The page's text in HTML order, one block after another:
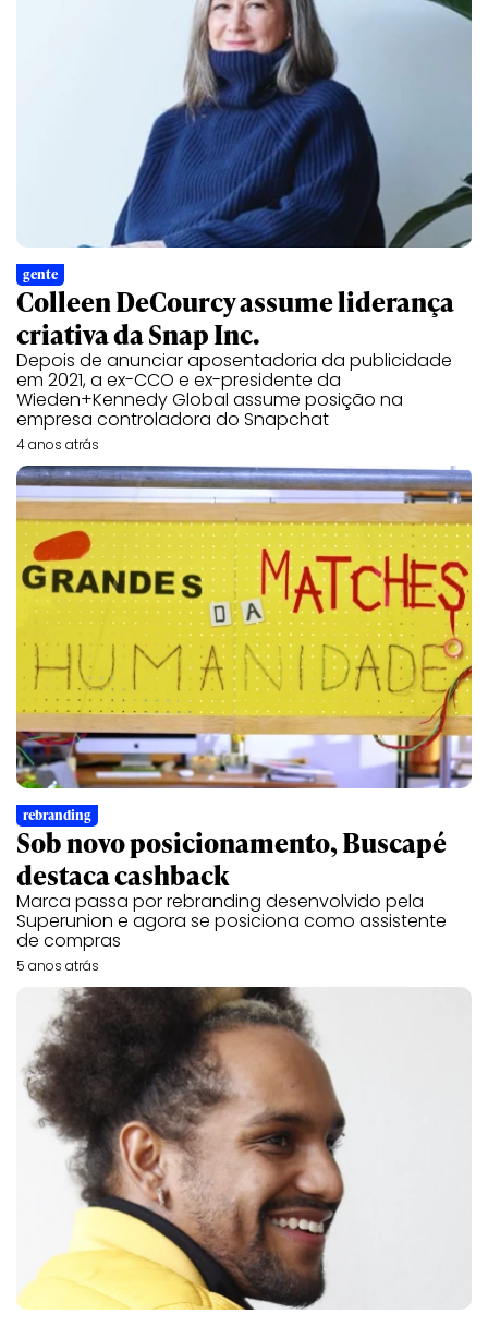
gente
Colleen DeCourcy assume liderança
criativa da Snap Inc.
Depois de anunciar aposentadoria da publicidade
em 2021, a ex-CCO e ex-presidente da
Wieden+Kennedy Global assume posição na
empresa controladora do Snapchat
4 anos atrás
rebranding
Sob novo posicionamento, Buscapé
destaca cashback
Marca passa por rebranding desenvolvido pela
Superunion e agora se posiciona como assistente
de compras
5 anos atrás